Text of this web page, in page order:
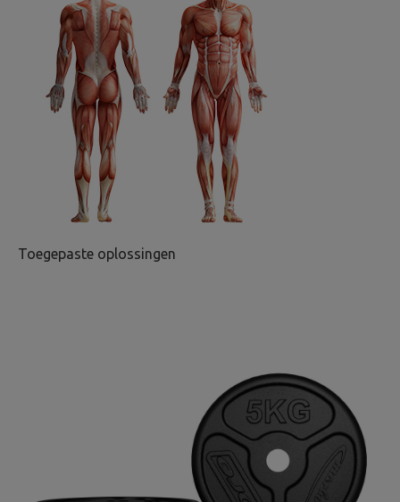
Toegepaste oplossingen